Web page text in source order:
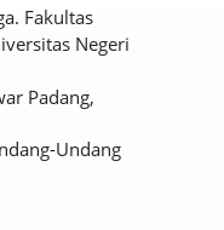
Fakultas
Negeri
Padang,
Undang